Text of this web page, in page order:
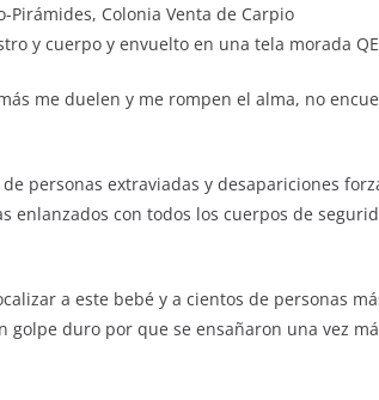
Pirámides, Colonia Venta de Carpio‬
y cuerpo y envuelto en una tela morada
me duelen y me rompen el alma, no
personas extraviadas y desapariciones
enlanzados con todos los cuerpos de
a este bebé y a cientos de personas
golpe duro por que se ensañaron una vez